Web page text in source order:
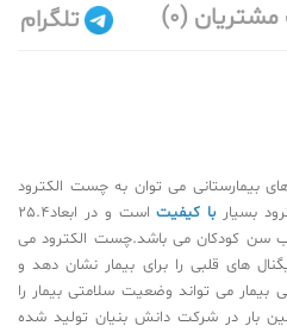
(0) تلگرام
بیمارستانی می توان به چست الکترود
بسیار با کیفیت
است و در ابعاد25.4
سن کودکان می باشد.چست الکترود می
های قلبی را برای بیمار نشان دهد و
می تواند وضعیت سلامتی بیمار را
بار در شرکت دانش بنیان تولید شده